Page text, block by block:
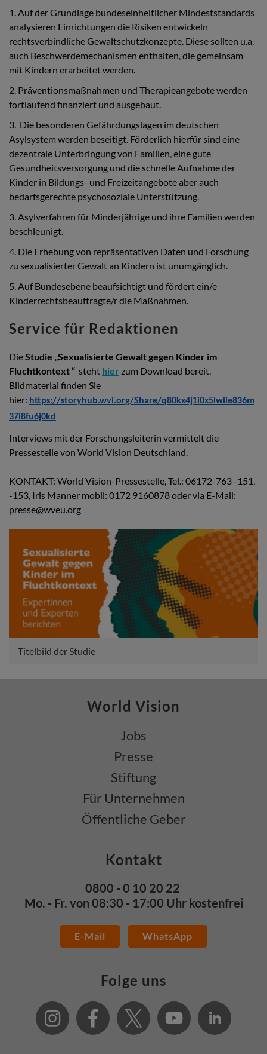
1. Auf der Grundlage bundeseinheitlicher Mindeststandards
analysieren Einrichtungen die Risiken entwickeln
rechtsverbindliche Gewaltschutzkonzepte. Diese sollten u.a.
auch Beschwerdemechanismen enthalten, die gemeinsam
mit Kindern erarbeitet werden.
2. Präventionsmaßnahmen und Therapieangebote werden
fortlaufend finanziert und ausgebaut.
3. Die besonderen Gefährdungslagen im deutschen
Asylsystem werden beseitigt. Förderlich hierfür sind eine
dezentrale Unterbringung von Familien, eine gute
Gesundheitsversorgung und die schnelle Aufnahme der
Kinder in Bildungs- und Freizeitangebote aber auch
bedarfsgerechte psychosoziale Unterstützung.
3. Asylverfahren für Minderjährige und ihre Familien werden
beschleunigt.
4. Die Erhebung von repräsentativen Daten und Forschung
zu sexualisierter Gewalt an Kindern ist unumgänglich.
5. Auf Bundesebene beaufsichtigt und fördert ein/e
Kinderrechtsbeauftragte/r die Maßnahmen.
Service für Redaktionen
DieStudie „Sexualisierte Gewalt gegen Kinder im
Fluchtkontext “ steht hier zum Download bereit.
Bildmaterial finden Sie
hier: https://storyhub.wvi.org/Share/q80kx4j1i0x5lwiie836m
37i8fu6j0kd
Interviews mit der Forschungsleiterin vermittelt die
Pressestelle von World Vision Deutschland.
KONTAKT: World Vision-Pressestelle, Tel.: 06172-763 -151,
-153, Iris Manner mobil: 0172 9160878 oder via E-Mail:
presse@wveu.org
Titelbild der Studie
World Vision
Jobs
Presse
Stiftung
Für Unternehmen
Öffentliche Geber
Kontakt
0800 - 0 10 20 22
Mo. - Fr. von 08:30 - 17:00 Uhr kostenfrei
E-Mail WhatsApp
Folge uns